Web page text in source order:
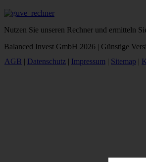
Nutzen Sie unseren Rechner und ermitteln
Balanced Invest GmbH 2026 | Günstige
AGB | Datenschutz | Impressum | Sitemap |